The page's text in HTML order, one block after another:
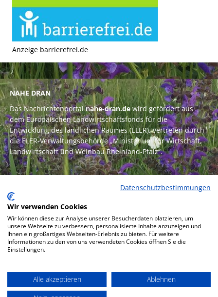
Anzeige barrierefrei.de
NAHE DRAN
Das Nachrichtenportalnahe-dran.dewird gefördert aus
dem Europäischen Landwirtschaftsfonds für die
Entwicklung des ländlichen Raumes (ELER), vertreten durch
die ELER-Verwaltungsbehörde „Ministerium für Wirtschaft,
Landwirtschaft und Weinbau Rheinland-Pfalz“.
Datenschutzbestimmungen
Wir verwenden Cookies
Wir können diese zur Analyse unserer Besucherdaten platzieren, um
unsere Webseite zu verbessern, personalisierte Inhalte anzuzeigen und
Ihnen ein großartiges Webseiten-Erlebnis zu bieten. Für weitere
Informationen zu den von uns verwendeten Cookies öffnen Sie die
Einstellungen.
Alle akzeptieren
Ablehnen